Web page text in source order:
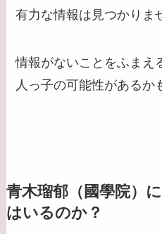
有力な情報は見つかりま
情報がないことをふまえ
人っ子の可能性があるか
青木瑠郁（國學院）
はいるのか？